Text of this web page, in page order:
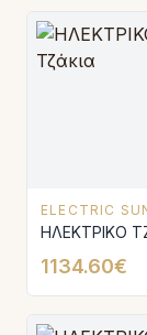
ELECTRIC
ΗΛΕΚΤΡΙΚΟ
1134.60€